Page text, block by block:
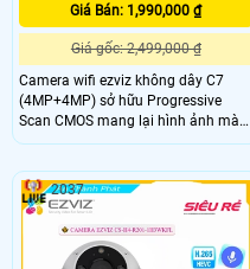
Giá Bán: 1,990,000 ₫
Giá gốc: 2,499,000 ₫
Camera wifi ezviz không dây C7
(4MP+4MP) sở hữu Progressive
Scan CMOS mang lại hình ảnh màu
sắc đẹp hơn với tính năng phát hiện
này có khả năng nhận diện hình
dáng người vào ban đêm với hồng
ngoại 10m sự tích hợp của micro và
loa màu sắc sáng đẹp 4.0 MP
2037